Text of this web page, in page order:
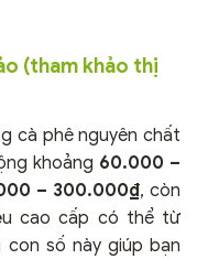
(tham khảo thị
cà phê nguyên chất
khoảng 60.000 –
– 300.000₫, còn
cao cấp có thể từ
con số này giúp bạn